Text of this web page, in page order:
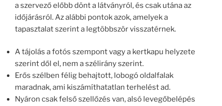
a szervező előbb dönt a látványról, és csak utána az
időjárásról. Az alábbi pontok azok, amelyek a
tapasztalat szerint a legtöbbször visszatérnek.
A tájolás a fotós szempont vagy a kertkapu helyzete
szerint dől el, nem a szélirány szerint.
Erős szélben félig behajtott, lobogó oldalfalak
maradnak, ami kiszámíthatatlan terhelést ad.
Nyáron csak felső szellőzés van, alsó levegőbelépés